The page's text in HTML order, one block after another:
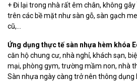
+ Đi lại trong nhà rất êm chân, không
trên các bề mặt như sàn gỗ, sàn gạch
cũ,…
Ứng dụng thực tế sàn nhựa hèm khóa
căn hộ chung cư, nhà nghỉ, khách sạn,
mại, phòng gym, trường mầm non, nhà
Sàn nhựa ngày càng trở nên thông